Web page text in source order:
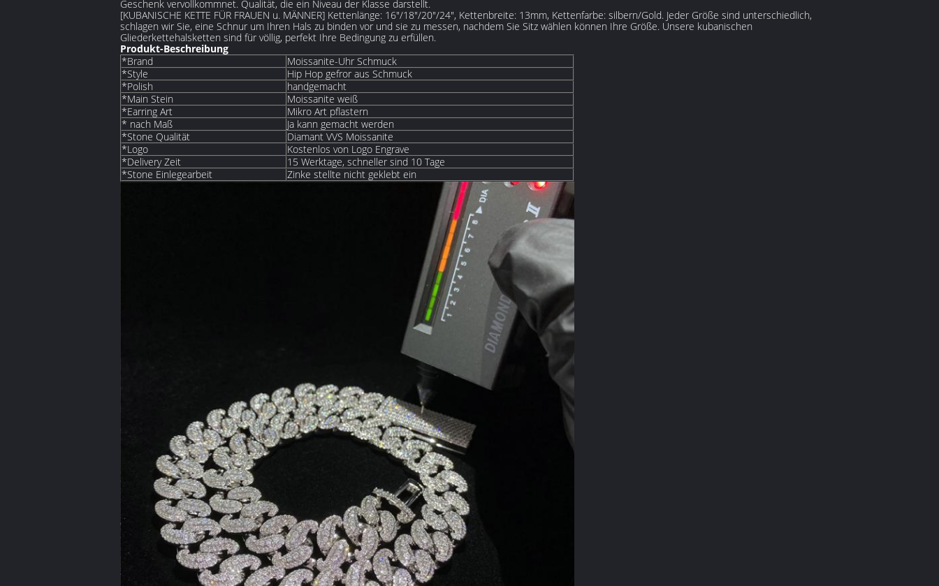
Geschenk vervollkommnet. Qualität, die ein Niveau der Klasse darstellt.
[KUBANISCHE KETTE FÜR FRAUEN u. MÄNNER] Kettenlänge: 16"/18"/20"/24", Kettenbreite: 13mm, Kettenfarbe: silbern/Gold. Jeder Größe sind unterschiedlich,
schlagen wir Sie, eine Schnur um Ihren Hals zu binden vor und sie zu messen, nachdem Sie Sitz wählen können Ihre Größe. Unsere kubanischen
Gliederkettehalsketten sind für völlig, perfekt Ihre Bedingung zu erfüllen.
Produkt-Beschreibung
*Brand
Moissanite-Uhr Schmuck
*Style
Hip Hop gefror aus Schmuck
*Polish
handgemacht
*Main Stein
Moissanite weiß
*Earring Art
Mikro Art pflastern
* nach Maß
Ja kann gemacht werden
*Stone Qualität
Diamant VVS Moissanite
*Logo
Kostenlos von Logo Engrave
*Delivery Zeit
15 Werktage, schneller sind 10 Tage
*Stone Einlegearbeit
Zinke stellte nicht geklebt ein